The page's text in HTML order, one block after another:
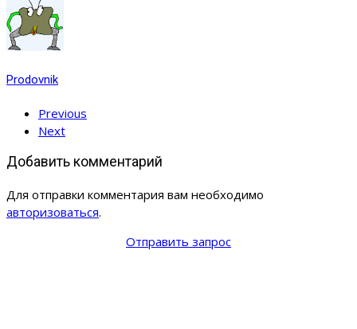
Prodovnik
Previous
Next
Добавить комментарий
Для отправки комментария вам необходимо
авторизоваться.
Отправить запрос